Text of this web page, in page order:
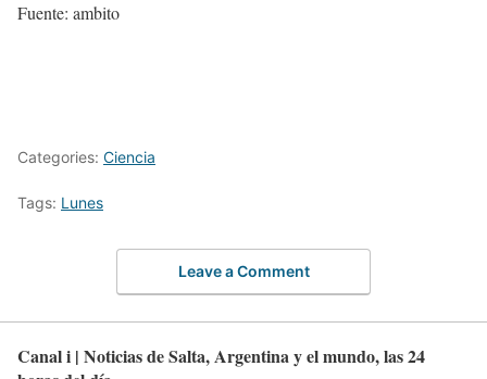
Fuente: ambito
Categories: Ciencia
Tags: Lunes
Leave a Comment
Canal i | Noticias de Salta, Argentina y el mundo, las 24